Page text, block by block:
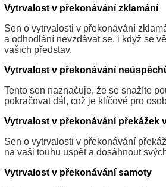
Vytrvalost v překonávání zklamání
Sen o vytrvalosti v překonávání
a odhodlání nevzdávat se, i když se
vašich představ.
Vytrvalost v překonávání
Tento sen naznačuje, že se snažíte
pokračovat dál, což je klíčové pro
Vytrvalost v překonávání překážek
Sen o vytrvalosti v překonávání
na vaši touhu uspět a dosáhnout
Vytrvalost v překonávání samoty